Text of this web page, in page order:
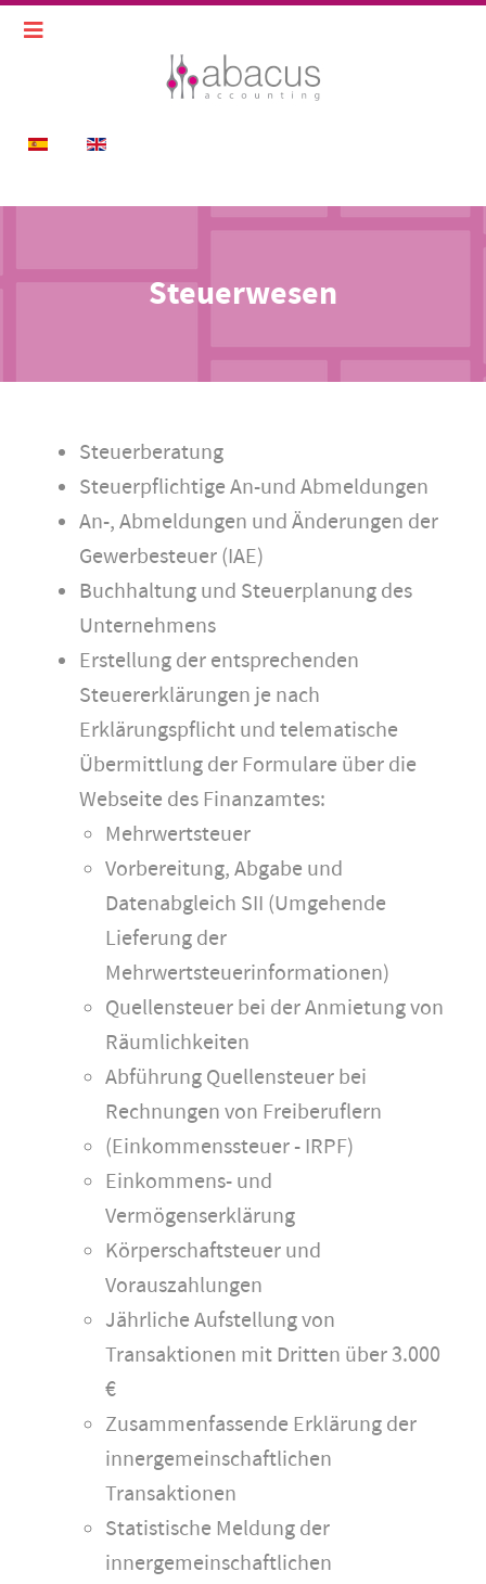
Sprache auswählen
Steuerwesen
Steuerberatung
Steuerpflichtige An-und Abmeldungen
An-, Abmeldungen und Änderungen der
Gewerbesteuer (IAE)
Buchhaltung und Steuerplanung des
Unternehmens
Erstellung der entsprechenden
Steuererklärungen je nach
Erklärungspflicht und telematische
Übermittlung der Formulare über die
Webseite des Finanzamtes:
Mehrwertsteuer
Vorbereitung, Abgabe und
Datenabgleich SII (Umgehende
Lieferung der
Mehrwertsteuerinformationen)
Quellensteuer bei der Anmietung von
Räumlichkeiten
Abführung Quellensteuer bei
Rechnungen von Freiberuflern
(Einkommenssteuer - IRPF)
Einkommens- und
Vermögenserklärung
Körperschaftsteuer und
Vorauszahlungen
Jährliche Aufstellung von
Transaktionen mit Dritten über 3.000
€
Zusammenfassende Erklärung der
innergemeinschaftlichen
Transaktionen
Statistische Meldung der
innergemeinschaftlichen